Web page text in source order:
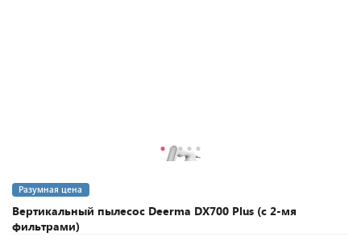
Вертикальный пылесос Deerma DX700 Plus (с 2-мя
фильтрами)
Разумная цена